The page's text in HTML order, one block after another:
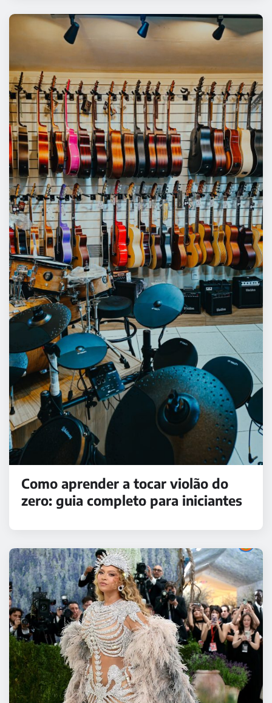
Como aprender a tocar violão do
zero: guia completo para iniciantes